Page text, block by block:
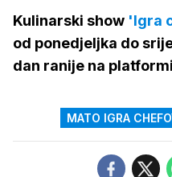
Kulinarski show 'Igra
od ponedjeljka do
dan ranije na platformi
MATO IGRA